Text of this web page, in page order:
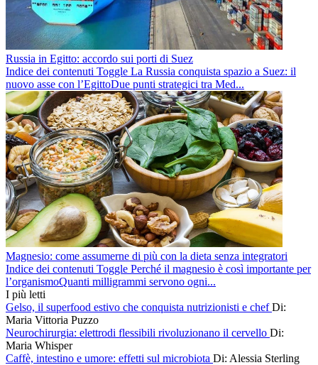
Russia in Egitto: accordo sui porti di Suez
Indice dei contenuti Toggle La Russia conquista spazio a Suez: il
nuovo asse con l’EgittoDue punti strategici tra Med...
Magnesio: come assumerne di più con la dieta senza integratori
Indice dei contenuti Toggle Perché il magnesio è così importante per
l’organismoQuanti milligrammi servono ogni...
I più letti
Gelso, il superfood estivo che conquista nutrizionisti e chefDi:
Maria Vittoria Puzzo
Neurochirurgia: elettrodi flessibili rivoluzionano il cervello Di:
Maria Whisper
Caffè, intestino e umore: effetti sul microbiota Di: Alessia Sterling